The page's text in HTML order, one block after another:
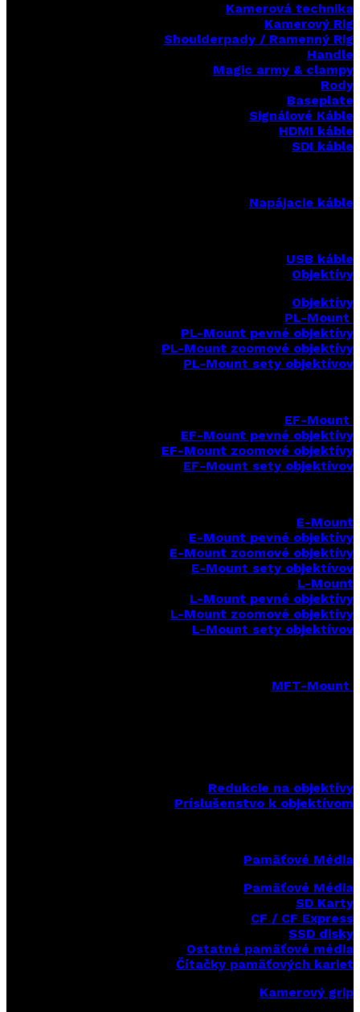
Kamerová technika
Kamerový Rig
Shoulderpady / Ramenný Rig
Handle
Magic army & clampy
Rody
Baseplate
Signálové Káble
HDMI káble
SDI káble
Napájacie káble
USB káble
Objektívy
Objektívy
PL-Mount
PL-Mount pevné objektívy
PL-Mount zoomové objektívy
PL-Mount sety objektívov
EF-Mount
EF-Mount pevné objektívy
EF-Mount zoomové objektívy
EF-Mount sety objektívov
E-Mount
E-Mount pevné objektívy
E-Mount zoomové objektívy
E-Mount sety objektívov
L-Mount
L-Mount pevné objektívy
L-Mount zoomové objektívy
L-Mount sety objektívov
MFT-Mount
Redukcie na objektívy
Príslušenstvo k objektívom
Pamäťové Média
Pamäťové Média
SD Karty
CF / CF Express
SSD disky
Ostatné pamäťové média
Čítačky pamäťových kariet
Kamerový grip